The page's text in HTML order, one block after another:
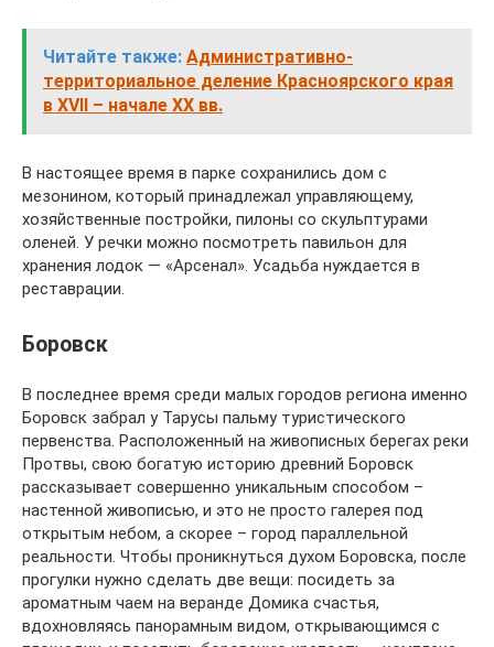
Читайте также: Административно-
территориальное деление Красноярского края
в XVII – начале XX вв.
В настоящее время в парке сохранились дом с
мезонином, который принадлежал управляющему,
хозяйственные постройки, пилоны со скульптурами
оленей. У речки можно посмотреть павильон для
хранения лодок — «Арсенал». Усадьба нуждается в
реставрации.
Боровск
В последнее время среди малых городов региона именно
Боровск забрал у Тарусы пальму туристического
первенства. Расположенный на живописных берегах реки
Протвы, свою богатую историю древний Боровск
рассказывает совершенно уникальным способом –
настенной живописью, и это не просто галерея под
открытым небом, а скорее – город параллельной
реальности. Чтобы проникнуться духом Боровска, после
прогулки нужно сделать две вещи: посидеть за
ароматным чаем на веранде Домика счастья,
вдохновляясь панорамным видом, открывающимся с